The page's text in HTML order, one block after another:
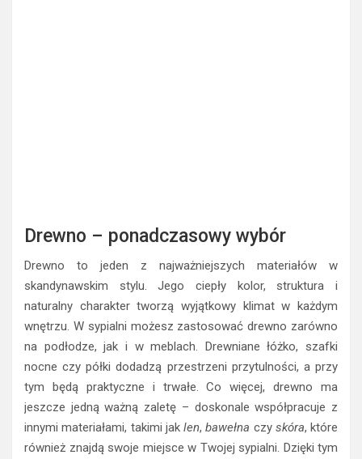
Drewno – ponadczasowy wybór
Drewno to jeden z najważniejszych materiałów w
skandynawskim stylu. Jego ciepły kolor, struktura i
naturalny charakter tworzą wyjątkowy klimat w każdym
wnętrzu. W sypialni możesz zastosować drewno zarówno
na podłodze, jak i w meblach. Drewniane łóżko, szafki